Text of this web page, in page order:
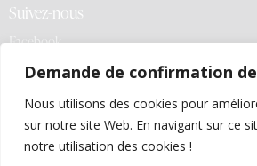
Demande de confirmation
Nous utilisons des cookies pour
sur notre site Web. En navigant sur ce
notre utilisation des cookies !
Suivez-nous
Facebook
Politiques de confidentialité
Conditions générales de vente